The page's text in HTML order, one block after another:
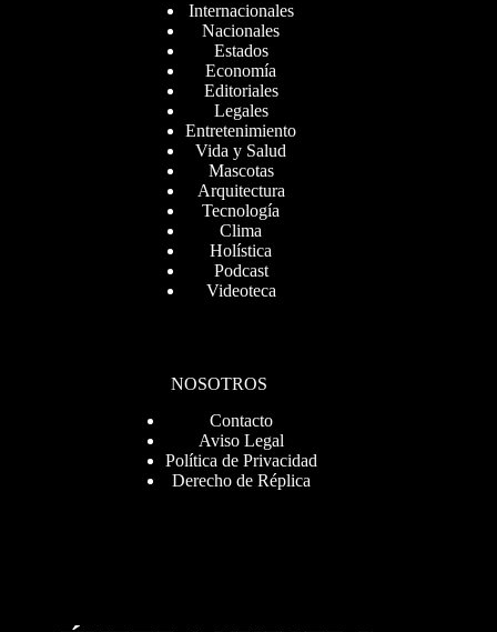
Internacionales
Nacionales
Estados
Economía
Editoriales
Legales
Entretenimiento
Vida y Salud
Mascotas
Arquitectura
Tecnología
Clima
Holística
Podcast
Videoteca
NOSOTROS
Contacto
Aviso Legal
Política de Privacidad
Derecho de Réplica